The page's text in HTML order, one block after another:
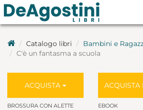
Catalogo libri
Bambini e
C'è un fantasma a scuola
ACQUISTA
BROSSURA CON ALETTE
ACQUISTA
EBOOK